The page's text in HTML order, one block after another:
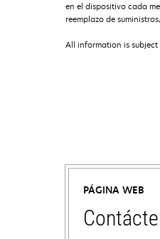
en el dispositivo cada
reemplazo de
All information is
PÁGINA WEB